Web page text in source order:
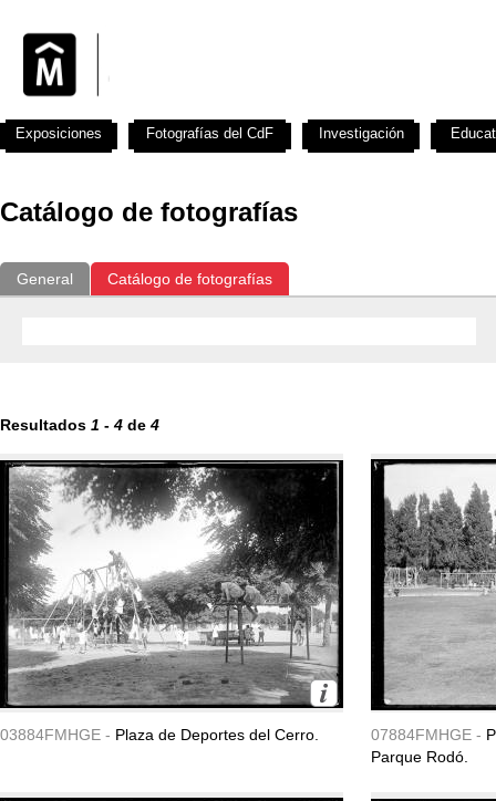
Catálogo de fotografías
General Catálogo de fotografías
Resultados 1 - 4 de 4
03884FMHGE - Plaza de Deportes del Cerro. 07884FMHGE -
Parque Rodó.
Exposiciones Fotografías del CdF Investigación